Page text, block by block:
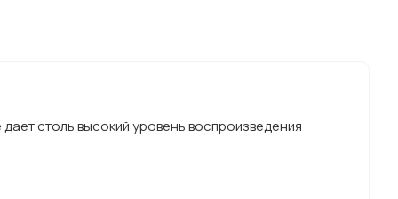
столь высокий уровень воспроизведения